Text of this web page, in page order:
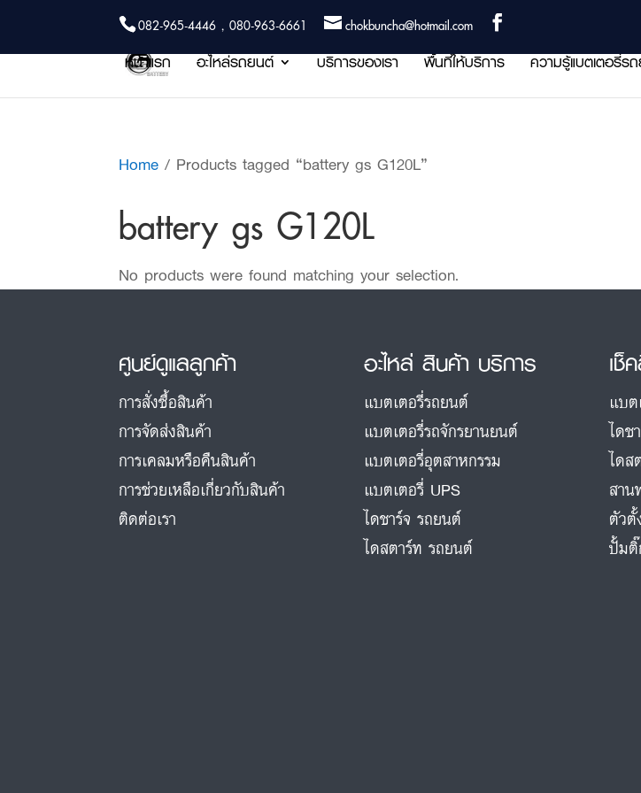
082-965-4446 , 080-963-6661
chokbuncha@hotmail.com
หน้าแรก อะไหล่รถยนต์ บริการของเรา พื้นที่ให้บริการ ความรู้แบตเตอรี่ร
Home / Products tagged “battery gs G120L”
battery gs G120L
No products were found matching your selection.
ศูนย์ดูแลลูกค้า
การสั่งซื้อสินค้า
การจัดส่งสินค้า
การเคลมหรือคืนสินค้า
การช่วยเหลือเกี่ยวกับสินค้า
ติดต่อเรา
อะไหล่ สินค้า บริการ
แบตเตอรี่รถยนต์
แบตเตอรี่รถจักรยานยนต์
แบตเตอรี่อุตสาหกรรม
แบตเตอรี่ UPS
ไดชาร์จ รถยนต์
ไดสตาร์ท รถยนต์
เช็
แบ
ไดช
ไดส
สาน
ตัว
ปั้ม